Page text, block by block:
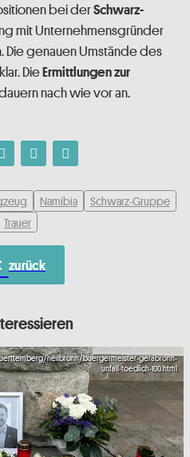
bei derSchwarz-
mit Unternehmensgründer
Die genauen Umstände des
DieErmittlungen zur
nach wie vor an.
Namibia
Schwarz-Gruppe
Trauer
zurück
heilbronn/buergermeister-gerabronn-
unfall-toedlich-100.html